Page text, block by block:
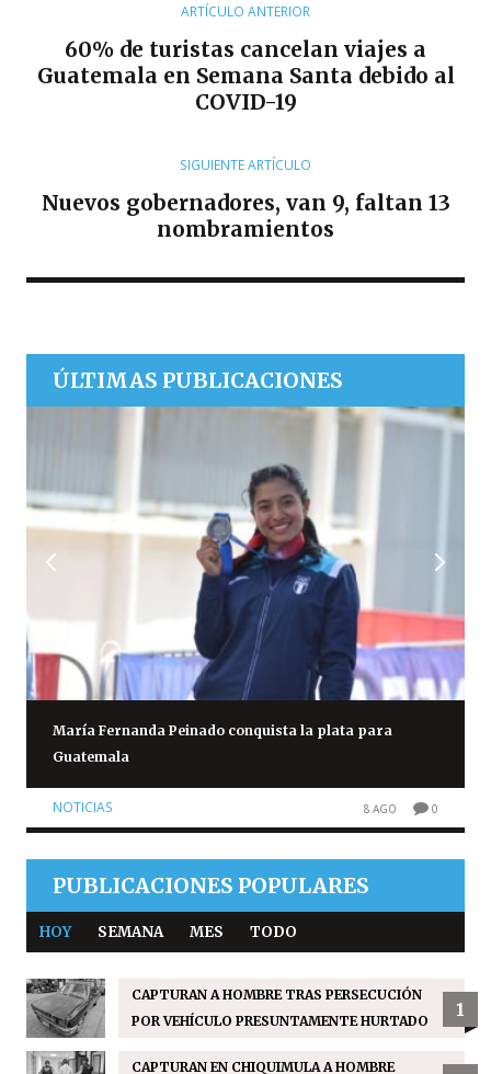
ARTÍCULO ANTERIOR
60% de turistas cancelan viajes a
Guatemala en Semana Santa debido al
COVID-19
SIGUIENTE ARTÍCULO
Nuevos gobernadores, van 9, faltan 13
nombramientos
ÚLTIMAS PUBLICACIONES
María Fernanda Peinado conquista la plata para
Guatemala
NOTICIAS 8 AGO 0
PUBLICACIONES POPULARES
HOY SEMANA MES TODO
CAPTURAN A HOMBRE TRAS PERSECUCIÓN
POR VEHÍCULO PRESUNTAMENTE HURTADO
1
CAPTURAN EN CHIQUIMULA A HOMBRE